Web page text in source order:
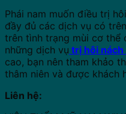
Phái nam muốn điều trị
đầy đủ các dịch vụ có
trên tình trạng mùi cơ thể
những dịch vụ trị hôi
cao, bạn nên tham khảo
thâm niên và được khách
Liên hệ: